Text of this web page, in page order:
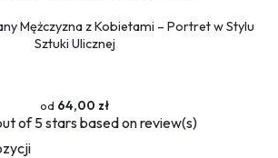
Mężczyzna z Kobietami – Portret w Stylu
Sztuki Ulicznej
64,00 zł
of 5 stars based onreview(s)